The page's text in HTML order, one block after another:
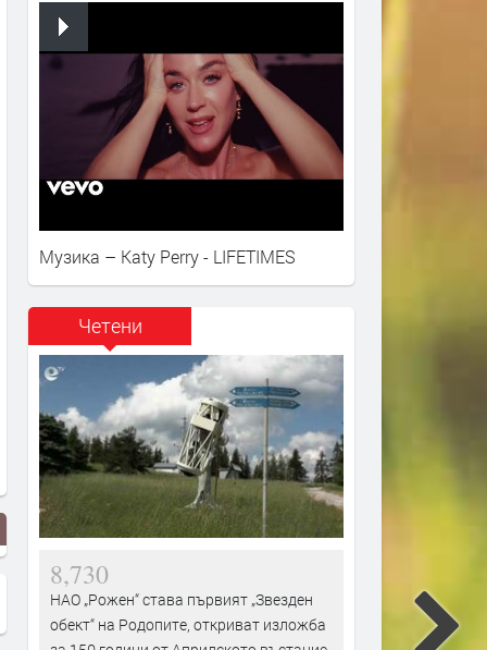
Музика – Katy Perry - LIFETIMES
Четени
8,730
НАО „Рожен“ става първият „Звезден
обект“ на Родопите, откриват изложба